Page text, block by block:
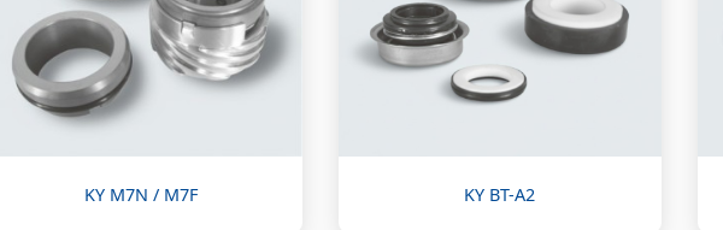
KY M7N / M7F KY BT-A2